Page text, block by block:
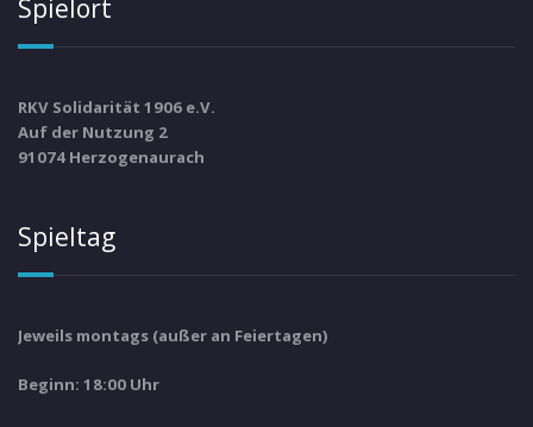
Spielort
RKV Solidarität 1906 e.V.
Auf der Nutzung 2
91074 Herzogenaurach
Spieltag
Jeweils montags (außer an Feiertagen)
Beginn: 18:00 Uhr